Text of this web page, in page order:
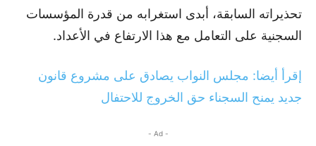
تحذيراته السابقة، أبدى استغرابه من قدرة المؤسسات
السجنية على التعامل مع هذا الارتفاع في الأعداد.
إقرأ أيضا: مجلس النواب يصادق على مشروع قانون
جديد يمنح السجناء حق الخروج للاحتفال
- Ad -